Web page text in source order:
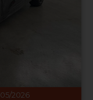
05/2026